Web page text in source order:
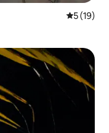
Средна
5 (19)